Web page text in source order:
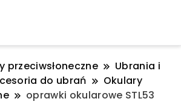
przeciwsłoneczne
Ubrania i
do ubrań
Okulary
oprawki okularowe STL53